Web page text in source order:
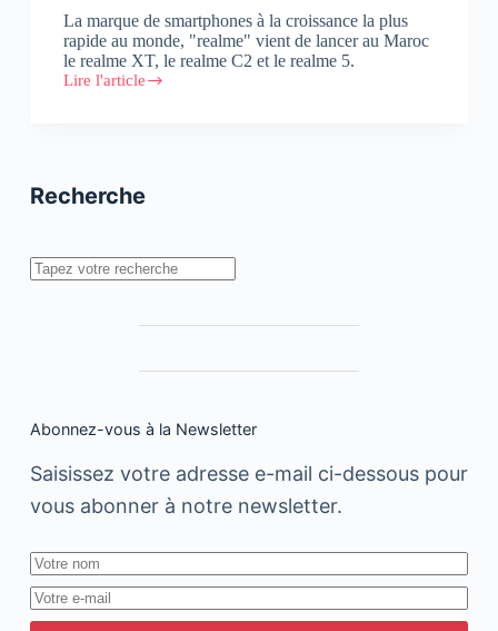
La marque de smartphones à la croissance la plus
rapide au monde, "realme" vient de lancer au Maroc
le realme XT, le realme C2 et le realme 5.
Lire l'article
Lancement
C2
realme
5
Recherche
Rechercher
Abonnez-vous à la Newsletter
Saisissez votre adresse e-mail ci-dessous pour
vous abonner à notre newsletter.